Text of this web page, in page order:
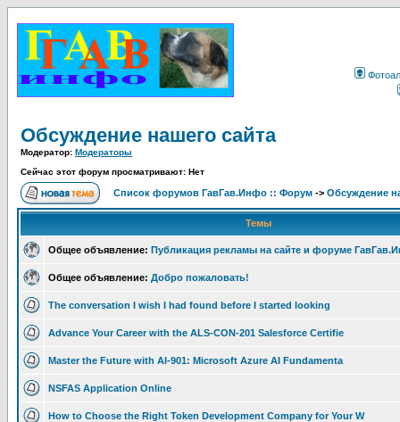
Обсуждение нашего сайта
Модератор: Модераторы
Сейчас этот форум просматривают: Нет
Список форумов ГавГав.Инфо :: Форум -> Обсуждение
Темы
Общее объявление: Публикация рекламы на сайте и форуме
Общее объявление: Добро пожаловать!
The conversation I wish I had found before I started looking
Advance Your Career with the ALS-CON-201 Salesforce Certifie
Master the Future with AI-901: Microsoft Azure AI Fundamenta
NSFAS Application Online
How to Choose the Right Token Development Company for Your W